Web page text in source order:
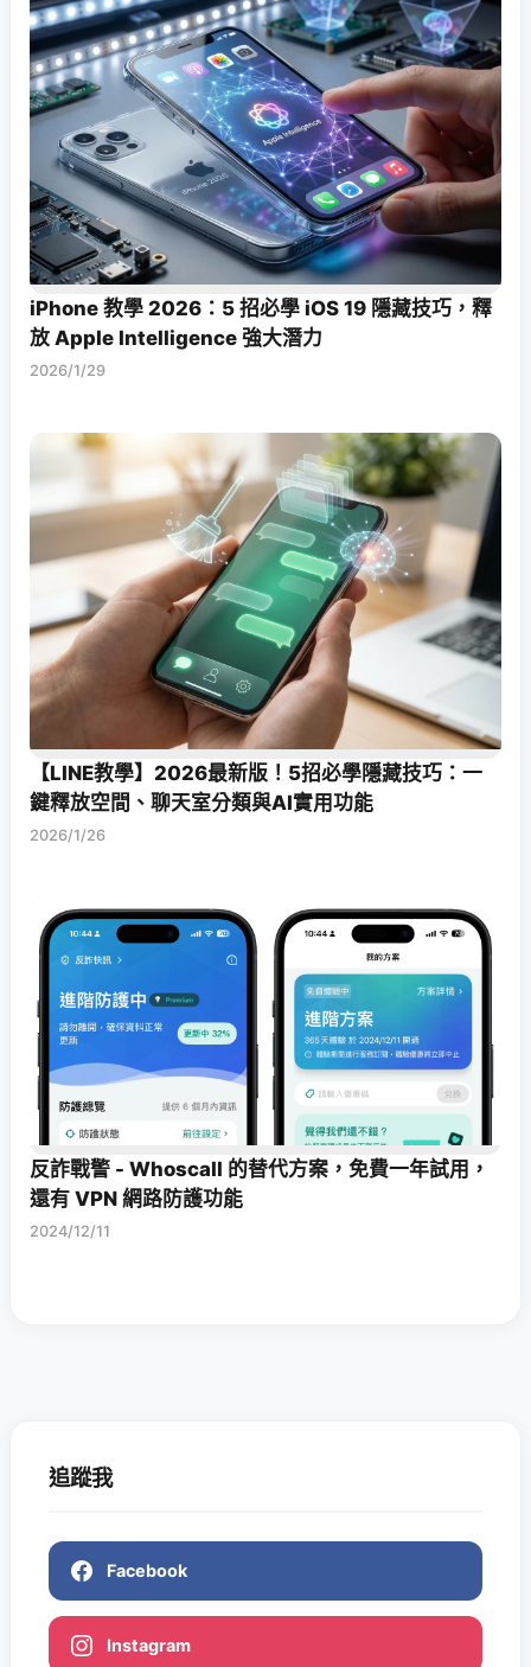
iPhone 教學 2026：5 招必學 iOS 19 隱藏技巧，釋
放 Apple Intelligence 強大潛力
2026/1/29
【LINE教學】2026最新版！5招必學隱藏技巧：一
鍵釋放空間、聊天室分類與AI實用功能
2026/1/26
反詐戰警 - Whoscall 的替代方案，免費一年試用，
還有 VPN 網路防護功能
2024/12/11
追蹤我
Facebook
Instagram